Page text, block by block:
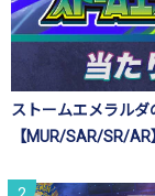
ストームエメラル
【MUR/SAR/SR/AR